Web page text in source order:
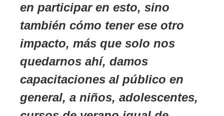
en participar en esto, sino
también cómo tener ese otro
impacto, más que solo nos
quedarnos ahí, damos
capacitaciones al público en
general, a niños, adolescentes,